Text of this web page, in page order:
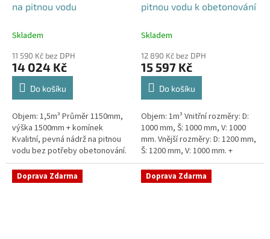
na pitnou vodu
Skladem
11 590 Kč bez DPH
14 024 Kč
Do košíku
Objem: 1,5m³ Průměr 1150mm,
výška 1500mm + komínek
Kvalitní, pevná nádrž na pitnou
vodu bez potřeby obetonování.
Průměr a umístění všech
prostupů pro potrubí a hadice...
pitnou vodu k obetonování
Skladem
12 890 Kč bez DPH
15 597 Kč
Do košíku
Objem: 1m³ Vnitřní rozměry: D:
1000 mm, Š: 1000 mm, V: 1000
mm. Vnější rozměry: D: 1200 mm,
Š: 1200 mm, V: 1000 mm. +
komínek. Kvalitní nádrž na pitnou
vodu pod parkovací...
Doprava Zdarma Doprava Zdarma